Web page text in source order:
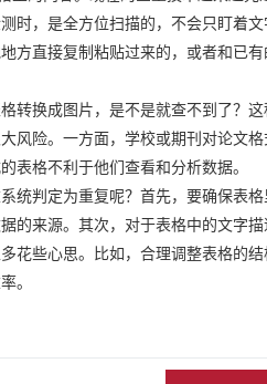
时，是全方位扫描的，不会只盯着
方直接复制粘贴过来的，或者和已
转换成图片，是不是就查不到了？
风险。一方面，学校或期刊对论文
表格不利于他们查看和分析数据。
统判定为重复呢？首先，要确保表
的来源。其次，对于表格中的文字
花些心思。比如，合理调整表格的
。